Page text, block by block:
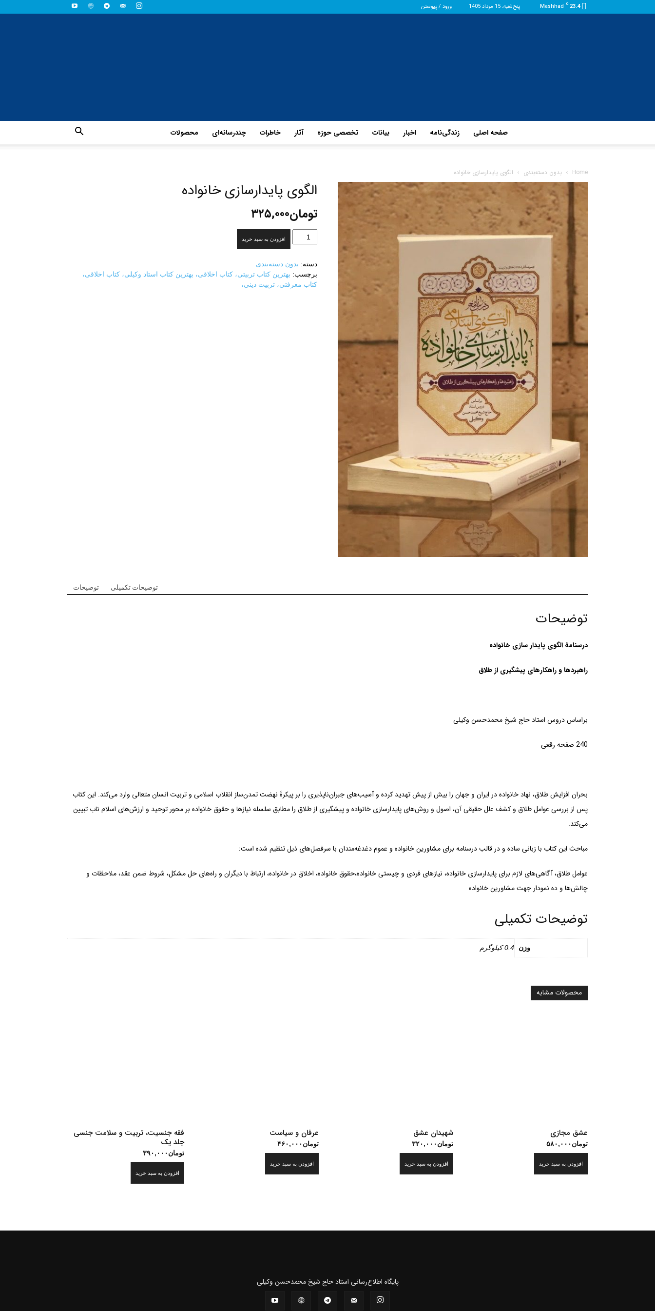
23.4
C
Mashhad پنج‌شنبه، 15 مرداد 1405 ورود / پیوستن
حفظ
شیخ
صفحه اصلی زندگی‌نامه اخبار بیانات تخصصی حوزه آثار خاطرات چند‌رسانه‌ای محصولات
Home بدون دسته‌بندی الگوی پایدارسازی خانواده
الگوی پایدارسازی خانواده
تومان۳۲۵,۰۰۰
الگوی
پایدارسازی
عدد
افزودن به سبد خرید
دسته: بدون دسته‌بندی
برچسب: بهترین کتاب تربیتی، کتاب اخلاقی، بهترین کتاب استاد وکیلی، کتاب اخلاقی،
کتاب معرفتی، تربیت دینی،
توضیحات توضیحات تکمیلی
توضیحات
درسنامۀ الگوی پایدار سازی خانواده
راهبردها و راهکارهای پیشگیری از طلاق
براساس دروس استاد حاج شیخ محمدحسن وکیلی
240 صفحه رقعی
بحران افزایش طلاق، نهاد خانواده در ایران و جهان را بیش از پیش تهدید کرده و آسیب‌های جبران‌ناپذیری را بر پیکرۀ نهضت تمدن‌ساز انقلاب اسلامی و تربیت انسان متعالی وارد می‌کند. این کتاب
پس از بررسی عوامل طلاق و کشف علل حقیقی آن، اصول و روش‌های پایدارسازی خانواده و پیشگیری از طلاق را مطابق سلسله نیازها و حقوق خانواده بر محور توحید و ارزش‌های اسلام ناب تبیین
می‌کند.
مباحث این کتاب با زبانی ساده و در قالب درسنامه برای مشاورین خانواده و عموم دغدغه‌مندان با سرفصل‌های ذیل تنظیم شده است:
عوامل طلاق، آگاهی‌های لازم برای پایدارسازی خانواده،‌ نیازهای فردی و چیستی خانواده،‌حقوق خانواده،‌ اخلاق در خانواده،‌ ارتباط با دیگران و راه‌های حل مشکل، شروط ضمن عقد، ملاحظات و
چالش‌ها و ده نمودار جهت مشاورین خانواده
توضیحات تکمیلی
وزن 0.4 کیلوگرم
محصولات مشابه
عشق مجازی
تومان ۵۸۰,۰۰۰
افزودن به سبد خرید
شهیدان عشق
تومان ۳۲۰,۰۰۰
افزودن به سبد خرید
عرفان و سیاست
تومان ۴۶۰,۰۰۰
افزودن به سبد خرید
فقه جنسیت، تربیت و سلامت جنسی
جلد یک
تومان ۳۹۰,۰۰۰
افزودن به سبد خرید
پايگاه اطلاع‌رسانی استاد حاج شیخ محمدحسن وکیلی